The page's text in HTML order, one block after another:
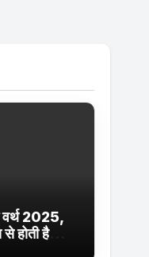
वर्थ 2025,
होती है